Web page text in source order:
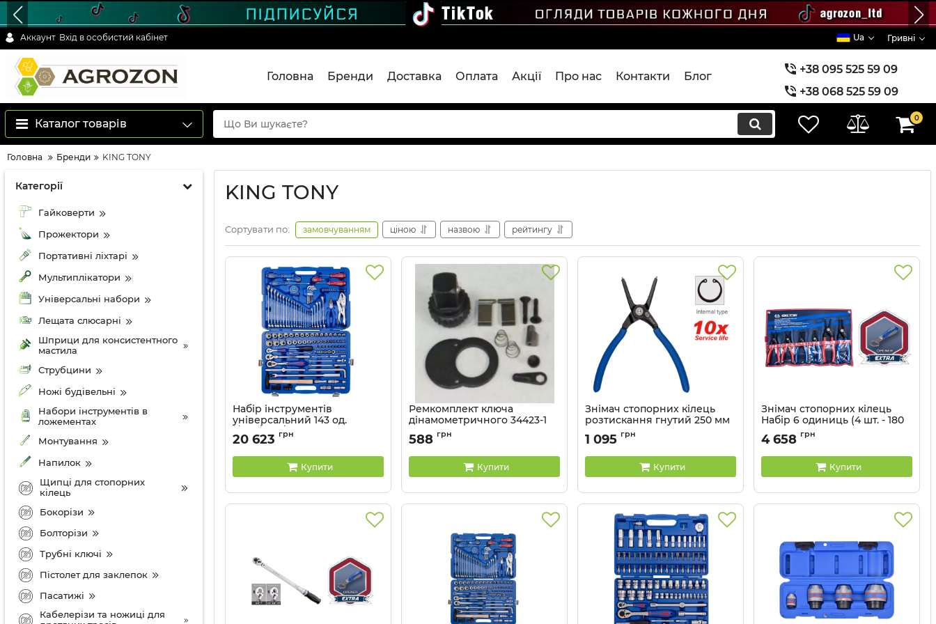
Аккаунт Вхід в особистий кабінет Ua Гривні
Головна Бренди Доставка Оплата Акції Про нас Контакти Блог
+38 095 525 59 09
+38 068 525 59 09
+38 073 525 59 09
Каталог товарів 0
Головна Бренди KING TONY
Категорії
Гайковерти
Прожектори
Портативні ліхтарі
Мультиплікатори
Універсальні набори
Лещата слюсарні
Шприци для консистентного
мастила
Струбцини
Ножі будівельні
Набори інструментів в
ложементах
Монтування
Напилок
Щипці для стопорних
кілець
Бокорізи
Болторізи
Трубні ключі
Пістолет для заклепок
Пасатижі
Кабелерізи та ножиці для
KING TONY
Сортувати по: замовчуванням ціною назвою рейтингу
Набір інструментів
універсальний 143 од.
1/4"+1/2"+3/8" 12-ти грані KING
TONY в пластиковому кейсі
Артикул: SC9043MR01
20 623 грн
Купити
Ремкомплект ключа
дінамометричного 34423-1
Артикул: 34423-1DK1
588 грн
Купити
Знімач стопорних кілець
розтискання гнутий 250 мм
KING TONY
Артикул:
1 095 грн
Купити
Знімач стопорних кілець
Набір 6 одиниць (4 шт. - 180
мм, 2 шт. - 250 мм) (уп.1) в
чохолі із терилену KING
TONY
42156GP-VP
4 658 грн
Купити